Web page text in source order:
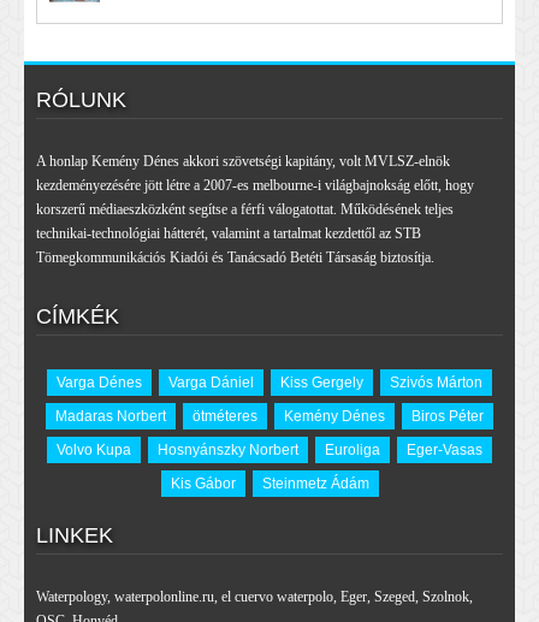
RÓLUNK
A honlap Kemény Dénes akkori szövetségi kapitány, volt MVLSZ-elnök
kezdeményezésére jött létre a 2007-es melbourne-i világbajnokság előtt, hogy
korszerű médiaeszközként segítse a férfi válogatottat. Működésének teljes
technikai-technológiai hátterét, valamint a tartalmat kezdettől az STB
Tömegkommunikációs Kiadói és Tanácsadó Betéti Társaság biztosítja.
CÍMKÉK
Varga Dénes Varga Dániel Kiss Gergely
Szivós Márton
Madaras Norbert
ötméteres Kemény Dénes
Biros Péter
Volvo Kupa
Hosnyánszky Norbert Euroliga
Eger-Vasas
Kis Gábor
Steinmetz Ádám
LINKEK
Waterpology, waterpolonline.ru, el cuervo waterpolo, Eger, Szeged, Szolnok,